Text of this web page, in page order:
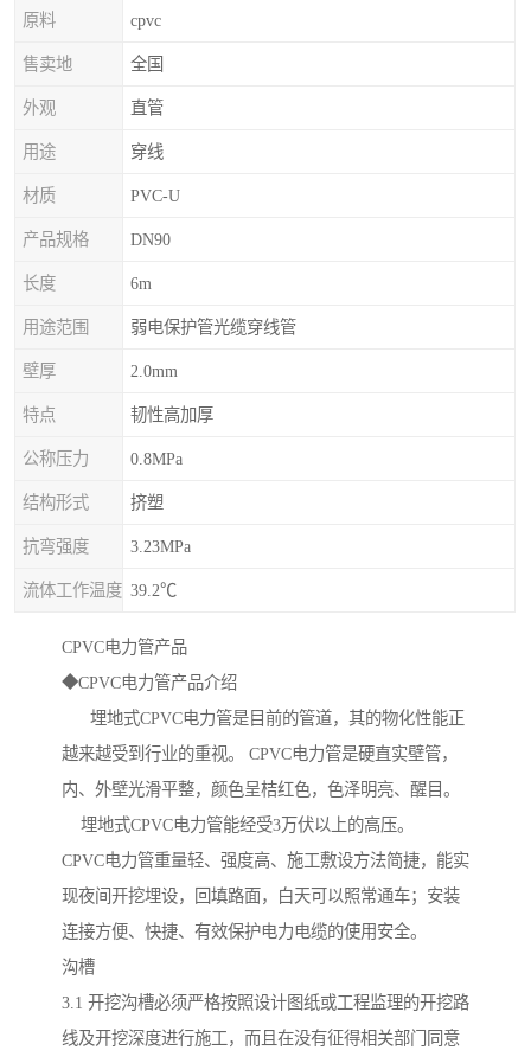
原料 cpvc
售卖地 全国
外观 直管
用途 穿线
材质 PVC-U
产品规格 DN90
长度 6m
用途范围 弱电保护管光缆穿线管
壁厚 2.0mm
特点 韧性高加厚
公称压力 0.8MPa
结构形式 挤塑
抗弯强度 3.23MPa
流体工作温度 39.2℃
CPVC电力管产品
◆CPVC电力管产品介绍
埋地式CPVC电力管是目前的管道，其的物化性能正
越来越受到行业的重视。 CPVC电力管是硬直实壁管，
内、外壁光滑平整，颜色呈桔红色，色泽明亮、醒目。
埋地式CPVC电力管能经受3万伏以上的高压。
CPVC电力管重量轻、强度高、施工敷设方法简捷，能实
现夜间开挖埋设，回填路面，白天可以照常通车；安装
连接方便、快捷、有效保护电力电缆的使用安全。
沟槽
3.1 开挖沟槽必须严格按照设计图纸或工程监理的开挖路
线及开挖深度进行施工，而且在没有征得相关部门同意